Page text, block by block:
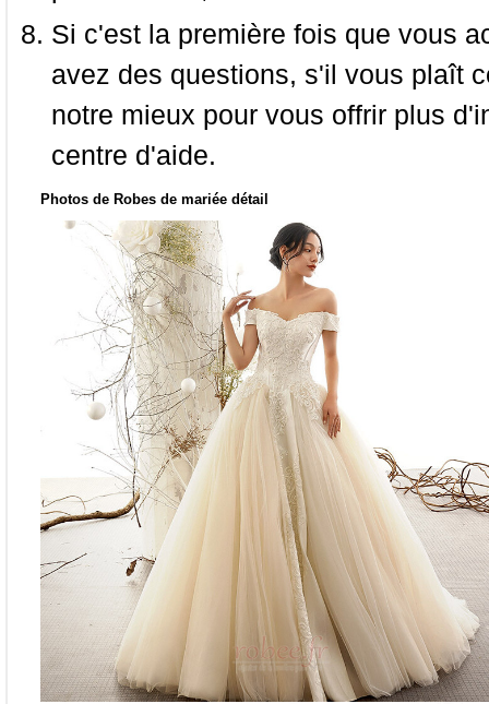
Si c'est la première fois que vous
avez des questions, s'il vous plaît
notre mieux pour vous offrir plus
centre d'aide.
Photos de Robes de mariée détail